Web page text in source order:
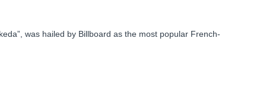
was hailed by Billboard as the most popular French-